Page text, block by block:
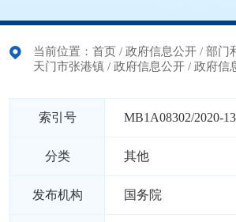
当前位置： 首页 / 政府信息公开 / 部门
天门市张港镇 / 政府信息公开 / 政府信
索引号 MB1A08302/2020-
分类 其他
发布机构 国务院